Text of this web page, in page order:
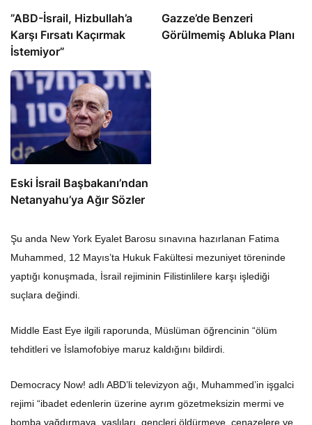
​​​​​​​”ABD-İsrail, Hizbullah’a
Karşı Fırsatı Kaçırmak
İstemiyor”
​​​​​​​Gazze’de Benzeri
Görülmemiş Abluka Planı
Eski İsrail Başbakanı’ndan
Netanyahu’ya Ağır Sözler
Şu anda New York Eyalet Barosu sınavına hazırlanan Fatima
Muhammed, 12 Mayıs’ta Hukuk Fakültesi mezuniyet töreninde
yaptığı konuşmada, İsrail rejiminin Filistinlilere karşı işlediği
suçlara değindi.
Middle East Eye ilgili raporunda, Müslüman öğrencinin “ölüm
tehditleri ve İslamofobiye maruz kaldığını bildirdi.
Democracy Now! adlı ABD’li televizyon ağı, Muhammed’in işgalci
rejimi “ibadet edenlerin üzerine ayrım gözetmeksizin mermi ve
bomba yağdırmaya, yaşlıları, gençleri öldürmeye, cenazelere ve